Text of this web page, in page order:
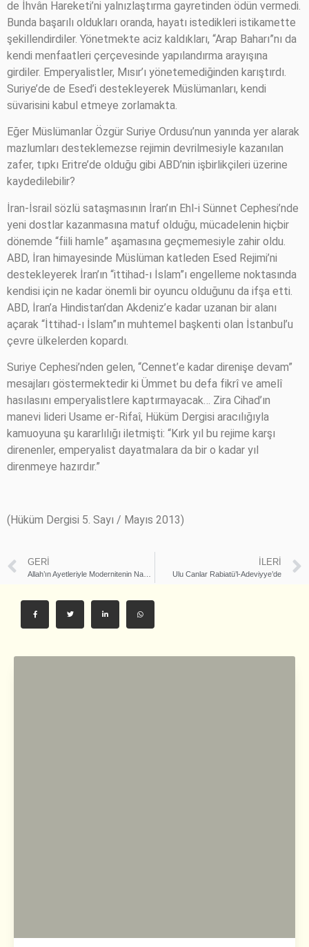
de İhvân Hareketi’ni yalnızlaştırma gayretinden ödün vermedi.
Bunda başarılı oldukları oranda, hayatı istedikleri istikamette
şekillendirdiler. Yönetmekte aciz kaldıkları, “Arap Baharı”nı da
kendi menfaatleri çerçevesinde yapılandırma arayışına
girdiler. Emperyalistler, Mısır’ı yönetemediğinden karıştırdı.
Suriye’de de Esed’i destekleyerek Müslümanları, kendi
süvarisini kabul etmeye zorlamakta.
Eğer Müslümanlar Özgür Suriye Ordusu’nun yanında yer alarak
mazlumları desteklemezse rejimin devrilmesiyle kazanılan
zafer, tıpkı Eritre’de olduğu gibi ABD’nin işbirlikçileri üzerine
kaydedilebilir?
İran-İsrail sözlü sataşmasının İran’ın Ehl-i Sünnet Cephesi’nde
yeni dostlar kazanmasına matuf olduğu, mücadelenin hiçbir
dönemde “fiili hamle” aşamasına geçmemesiyle zahir oldu.
ABD, İran himayesinde Müslüman katleden Esed Rejimi’ni
destekleyerek İran’ın “ittihad-ı İslam”ı engelleme noktasında
kendisi için ne kadar önemli bir oyuncu olduğunu da ifşa etti.
ABD, İran’a Hindistan’dan Akdeniz’e kadar uzanan bir alanı
açarak “İttihad-ı İslam”ın muhtemel başkenti olan İstanbul’u
çevre ülkelerden kopardı.
Suriye Cephesi’nden gelen, “Cennet’e kadar direnişe devam”
mesajları göstermektedir ki Ümmet bu defa fikrî ve amelî
hasılasını emperyalistlere kaptırmayacak… Zira Cihad’ın
manevi lideri Usame er-Rifaî, Hüküm Dergisi aracılığıyla
kamuoyuna şu kararlılığı iletmişti: “Kırk yıl bu rejime karşı
direnenler, emperyalist dayatmalara da bir o kadar yıl
direnmeye hazırdır.”
(Hüküm Dergisi 5. Sayı / Mayıs 2013)
GERI İLERI
Ulu Canlar Rabiatü’l-Adeviyye’de